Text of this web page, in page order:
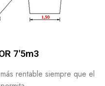
7'5m3
rentable siempre que el